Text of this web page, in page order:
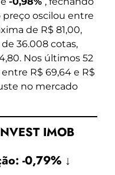
preço oscilou entre
de R$ 81,00,
36.008 cotas,
Nos últimos 52
R$ 69,64 e R$
no mercado
IMOB
-0,79% ↓